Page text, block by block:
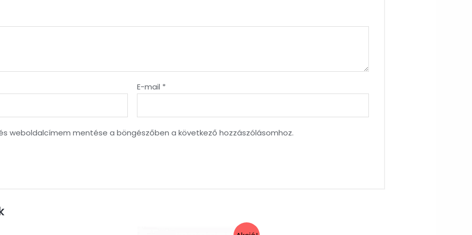
E-mail *
weboldalcímem mentése a böngészőben a következő hozzászólásomhoz.